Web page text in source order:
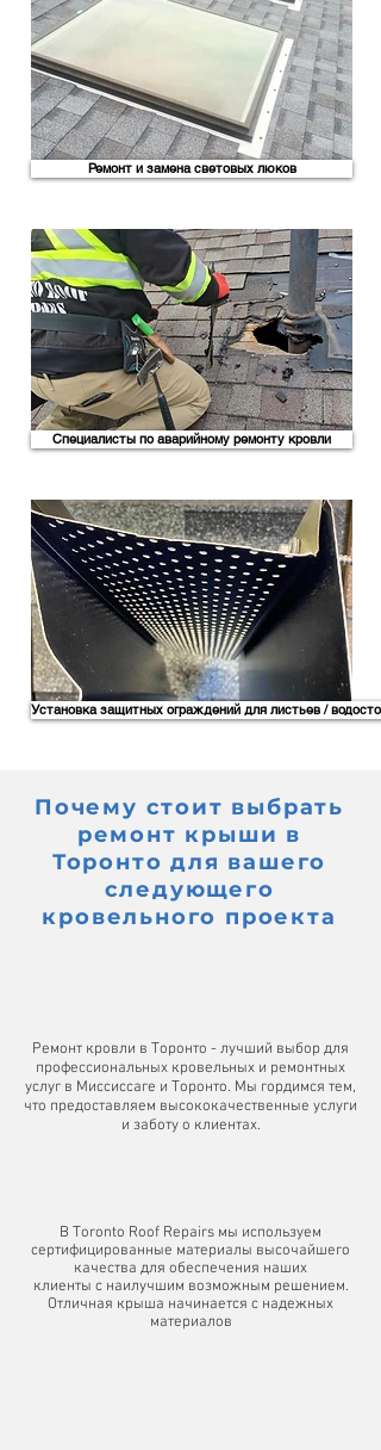
Ремонт и замена световых люков
Специалисты по аварийному ремонту кровли
Установка защитных ограждений для листьев /
Почему стоит выбрать
ремонт крыши в
Торонто для вашего
следующего
кровельного проекта
Ремонт кровли в Торонто - лучший выбор для
профессиональных кровельных и ремонтных
услуг в Миссиссаге и Торонто. Мы гордимся тем,
что предоставляем высококачественные услуги
и заботу о клиентах.
В Toronto Roof Repairs мы используем
сертифицированные материалы высочайшего
качества для обеспечения наших
клиенты с наилучшим возможным решением.
Отличная крыша начинается с надежных
материалов